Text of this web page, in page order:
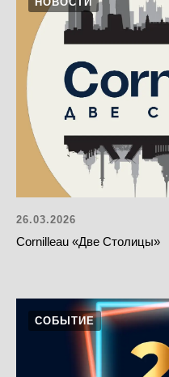
26.03.2026
Cornilleau «Две Столицы»
СОБЫТИЕ